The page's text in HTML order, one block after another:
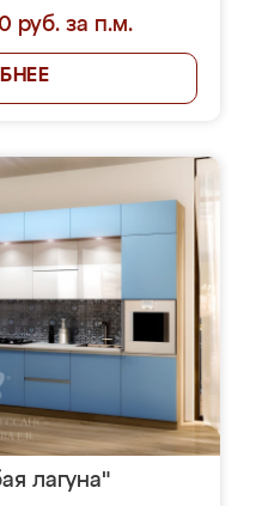
руб. за п.м.
лагуна"